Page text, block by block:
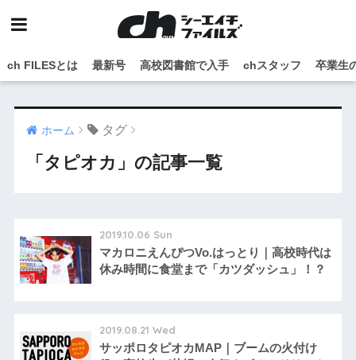
ch FILESとは 最新号 高校図書館で入手 chスタッフ 卒業生
ホーム タグ
「タピオカ」の記事一覧
2019.10.06 Sun
マカロニえんぴつVo.はっとり｜高校時代は
休み時間に食堂まで「カツダッシュ」！？
2019.08.21 Wed
サッポロタピオカMAP｜ブームの火付け